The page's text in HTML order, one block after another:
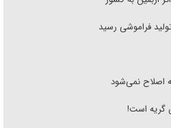
فراموشی رسید
اصلاح نمی‌شود
است!